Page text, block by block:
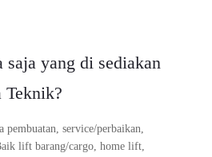
saja yang di sediakan
Teknik?
pembuatan, service/perbaikan,
lift barang/cargo, home lift,